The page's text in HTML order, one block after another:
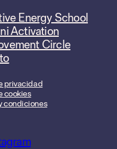
Energy School
Activation
Circle
privacidad
cookies
condiciones